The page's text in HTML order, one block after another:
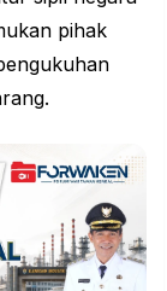
pihak